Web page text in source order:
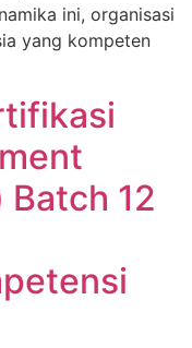
ini, organisasi
yang kompeten
12